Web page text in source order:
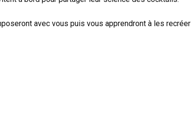
avec vous puis vous apprendront à les recréer